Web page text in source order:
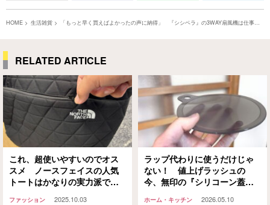
HOME 生活雑貨
「もっと早く買えばよかったの声に納得」 『シシベラ』の3WAY扇風機は仕事中
RELATED ARTICLE
これ、超使いやすいのでオス
スメ ノースフェイスの人気
トートはかなりの実力派でし
ファッション 2025.10.03
ラップ代わりに使うだけじゃ
ない！ 値上げラッシュの
今、無印の『シリコーン蓋』
ホーム・キッチン 2026.05.10